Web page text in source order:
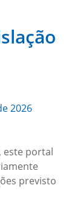
2026
este portal
previsto